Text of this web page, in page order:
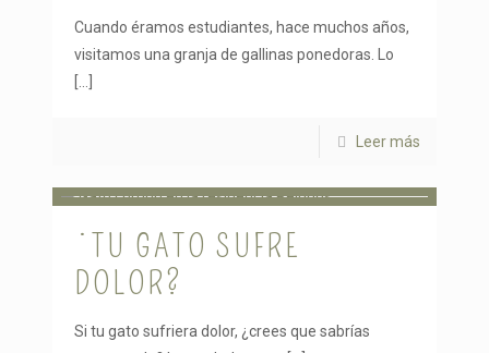
Cuando éramos estudiantes, hace muchos años,
visitamos una granja de gallinas ponedoras. Lo
Leer más
¿TU GATO SUFRE
DOLOR?
Si tu gato sufriera dolor, ¿crees que sabrías